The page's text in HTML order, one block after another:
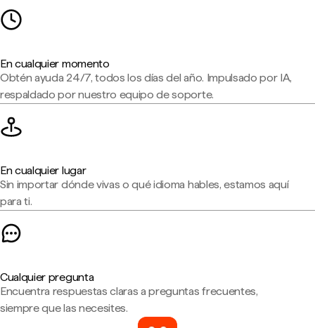
En cualquier momento
Obtén ayuda 24/7, todos los días del año. Impulsado por IA,
respaldado por nuestro equipo de soporte.
En cualquier lugar
Sin importar dónde vivas o qué idioma hables, estamos aquí
para ti.
Cualquier pregunta
Encuentra respuestas claras a preguntas frecuentes,
siempre que las necesites.